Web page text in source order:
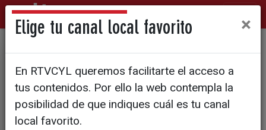
Luces y sombras del récord
de 22,1 millones de afiliados
en España
Elige tu canal local favorito ×
En RTVCYL queremos facilitarte el acceso a
tus contenidos. Por ello la web contempla la
posibilidad de que indiques cuál es tu canal
local favorito.